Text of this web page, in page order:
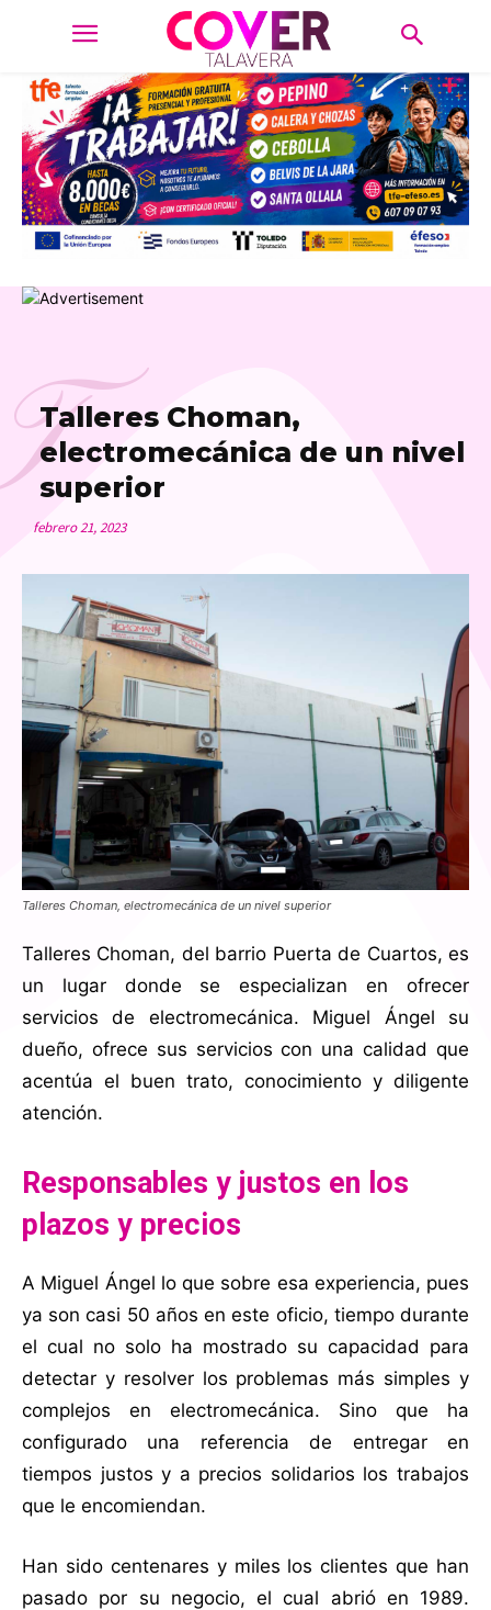
Talleres Choman,
electromecánica de un nivel
superior
febrero 21, 2023
Talleres Choman, electromecánica de un nivel superior
Talleres Choman, del barrio Puerta de Cuartos, es
un lugar donde se especializan en ofrecer
servicios de electromecánica. Miguel Ángel su
dueño, ofrece sus servicios con una calidad que
acentúa el buen trato, conocimiento y diligente
atención.
Responsables y justos en los
plazos y precios
A Miguel Ángel lo que sobre esa experiencia, pues
ya son casi 50 años en este oficio, tiempo durante
el cual no solo ha mostrado su capacidad para
detectar y resolver los problemas más simples y
complejos en electromecánica. Sino que ha
configurado una referencia de entregar en
tiempos justos y a precios solidarios los trabajos
que le encomiendan.
Han sido centenares y miles los clientes que han
pasado por su negocio, el cual abrió en 1989.